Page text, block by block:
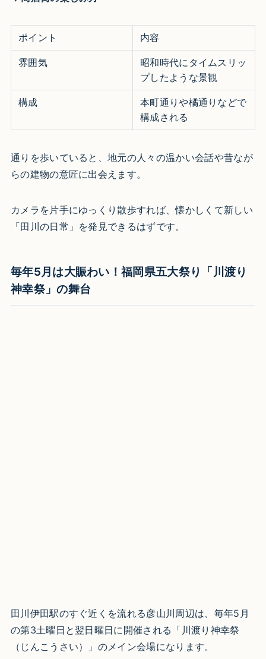
ポイント 内容
雰囲気
昭和時代にタイムスリッ
プしたような景観 ​
構成
本町通りや橘通りなどで
構成される ​
通りを歩いていると、地元の人々の温かい会話や昔なが
らの建物の意匠に出会えます。
カメラを片手にゆっくり散歩すれば、懐かしくて新しい
「田川の日常」を発見できるはずです。​
毎年5月は大賑わい！福岡県五大祭り「川渡り
神幸祭」の舞台
田川伊田駅のすぐ近くを流れる彦山川周辺は、毎年5月
の第3土曜日と翌日曜日に開催される「川渡り神幸祭
（じんこうさい）」のメイン会場になります。